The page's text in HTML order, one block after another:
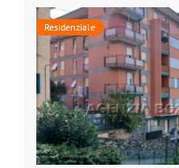
Residenziale